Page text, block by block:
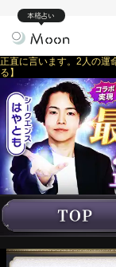
本格占い
正直に言います。2人の運
る】